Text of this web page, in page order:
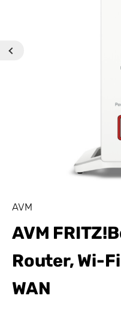
AVM
AVM
Router, Wi-
WAN